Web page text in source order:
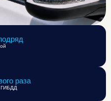
раза
ГИБДД